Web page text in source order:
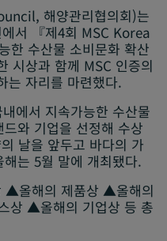
해양관리협의회)는
서 『제4회 MSC Korea
한 수산물 소비문화 확산
시상과 함께 MSC 인증의
는 자리를 마련했다.
에서 지속가능한 수산물
와 기업을 선정해 수상
날을 앞두고 바다의 가
는 5월 말에 개최됐다.
▲올해의 제품상 ▲올해의
상 ▲올해의 기업상 등 총